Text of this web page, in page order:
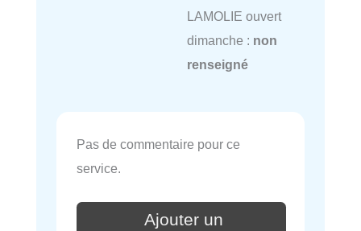
LAMOLIE ouvert
dimanche : non
renseigné
Pas de commentaire pour ce
service.
Ajouter un